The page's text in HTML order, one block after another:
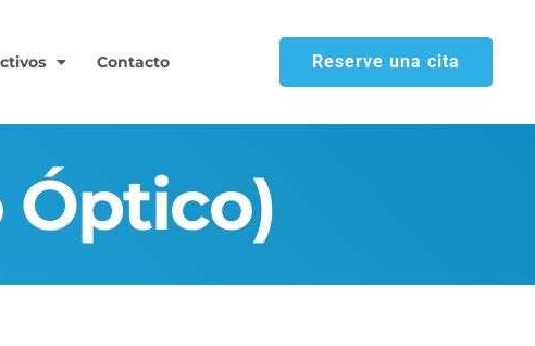
Contacto Reserve una cita
Óptico)
Óptico)